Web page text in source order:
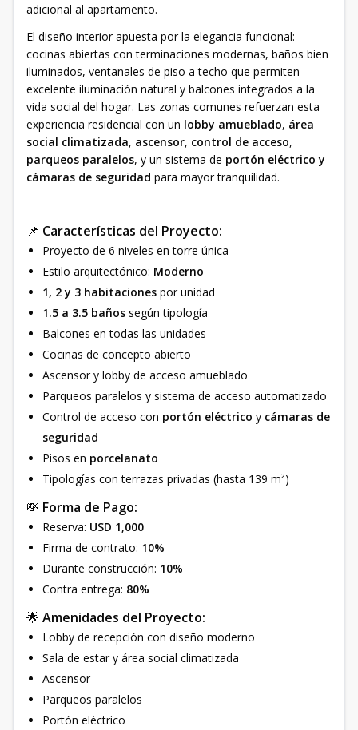
adicional al apartamento.
El diseño interior apuesta por la elegancia funcional:
cocinas abiertas con terminaciones modernas, baños bien
iluminados, ventanales de piso a techo que permiten
excelente iluminación natural y balcones integrados a la
vida social del hogar. Las zonas comunes refuerzan esta
experiencia residencial con un lobby amueblado, área
social climatizada, ascensor, control de acceso,
parqueos paralelos, y un sistema de portón eléctrico y
cámaras de seguridad para mayor tranquilidad.
📌 Características del Proyecto:
Proyecto de 6 niveles en torre única
Estilo arquitectónico: Moderno
1, 2 y 3 habitaciones por unidad
1.5 a 3.5 baños según tipología
Balcones en todas las unidades
Cocinas de concepto abierto
Ascensor y lobby de acceso amueblado
Parqueos paralelos y sistema de acceso automatizado
Control de acceso con portón eléctrico y cámaras de
seguridad
Pisos en porcelanato
Tipologías con terrazas privadas (hasta 139 m²)
💸 Forma de Pago:
Reserva: USD 1,000
Firma de contrato: 10%
Durante construcción: 10%
Contra entrega: 80%
🌟 Amenidades del Proyecto:
Lobby de recepción con diseño moderno
Sala de estar y área social climatizada
Ascensor
Parqueos paralelos
Portón eléctrico